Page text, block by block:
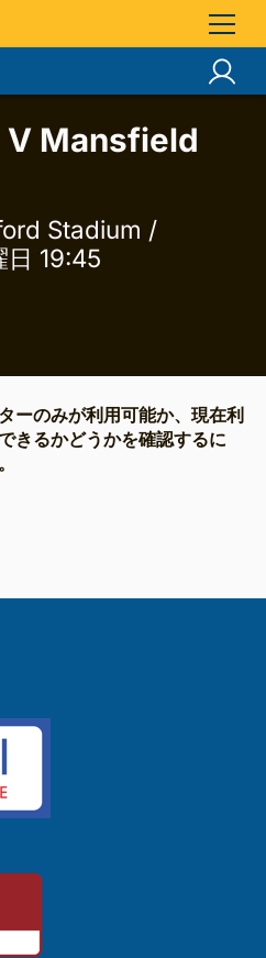
Mansfield
Stadium /
19:45
ーのみが利用可能か、現在利
きるかどうかを確認するに